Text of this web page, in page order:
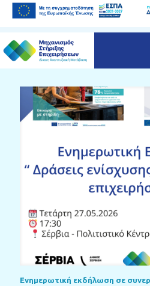
Ενημερωτική εκδήλωση σε